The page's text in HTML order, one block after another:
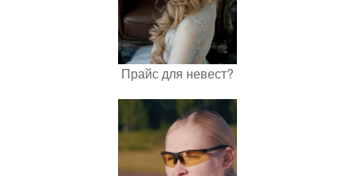
Прайс для невест?